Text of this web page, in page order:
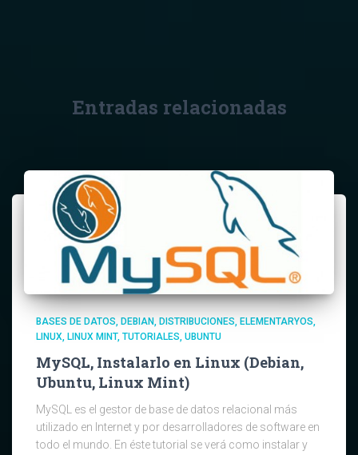
Entradas relacionadas
BASES DE DATOS DEBIAN DISTRIBUCIONES
ELEMENTARYOS
LINUX LINUX MINT TUTORIALES UBUNTU
MySQL, Instalarlo en Linux (Debian,
Ubuntu, Linux Mint)
MySQL es el gestor de base de datos relacional más
utilizado en Internet y por desarrolladores de software en
todo el mundo. En éste tutorial se verá como instalar y